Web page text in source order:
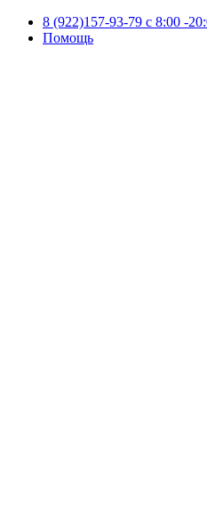
8 (922)157-93-79 c 8:00 -
Помощь